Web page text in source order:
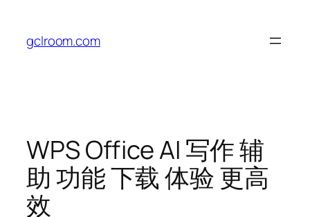
content
gclroom.com
WPS Office AI 写作 辅
助 功能 下载 体验 更高
效